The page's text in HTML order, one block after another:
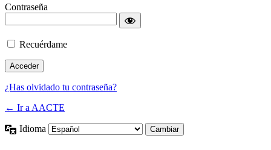
Contraseña
Recuérdame
¿Has olvidado tu contraseña?
← Ir a AACTE
Idioma